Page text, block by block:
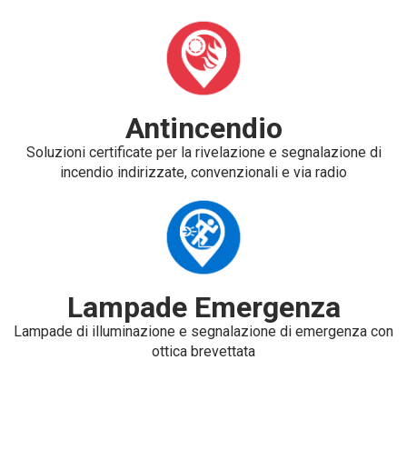
Antincendio
Soluzioni certificate per la rivelazione e segnalazione di
incendio indirizzate, convenzionali e via radio
Lampade Emergenza
Lampade di illuminazione e segnalazione di emergenza con
ottica brevettata